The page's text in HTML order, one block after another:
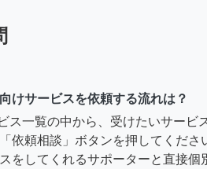
けサービスを依頼する流れは？
ス一覧の中から、受けたいサービ
依頼相談」ボタンを押してくださ
をしてくれるサポーターと直接個